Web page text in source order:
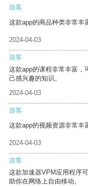
游客
这款app的商品种类非常丰
2024-04-03
游客
这款app的课程非常丰富，
己感兴趣的知识。
2024-04-03
游客
这款app的视频资源非常丰
2024-04-03
游客
这款加速器VPM应用程序
助你在网络上自由移动。